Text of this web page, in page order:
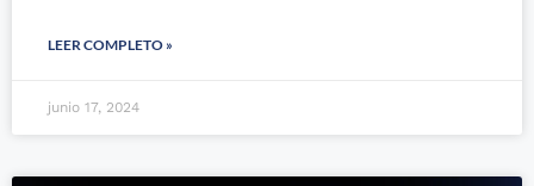
LEER COMPLETO »
junio 17, 2024